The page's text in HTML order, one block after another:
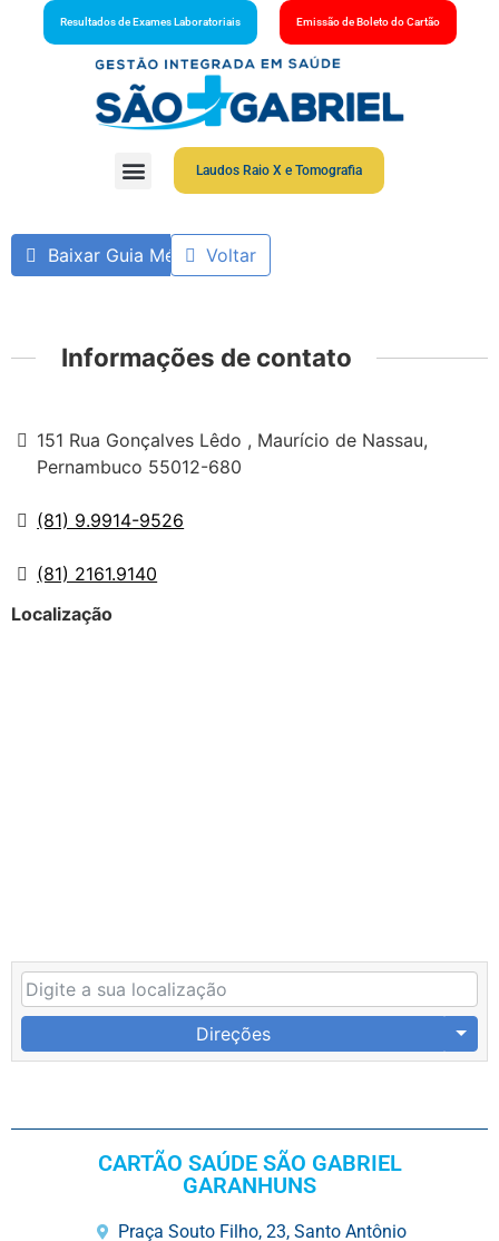
Resultados de Exames Laboratoriais Emissão de Boleto do Cartão
Laudos Raio X e Tomografia
Baixar Guia MédicoVoltar
Informações de contato
151 Rua Gonçalves Lêdo , Maurício de Nassau,
Pernambuco 55012-680
(81) 9.9914-9526
(81) 2161.9140
Localização
Direções
CARTÃO SAÚDE SÃO GABRIEL
GARANHUNS
Praça Souto Filho, 23, Santo Antônio